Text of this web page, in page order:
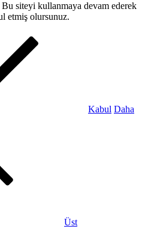
siteyi kullanmaya devam ederek
etmiş olursunuz.
Kabul Daha
Üst